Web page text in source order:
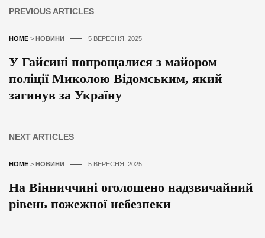
PREVIOUS ARTICLES
HOME > НОВИНИ 5 ВЕРЕСНЯ, 2025
У Гайсині попрощалися з майором
поліції Миколою Відомським, який
загинув за Україну
NEXT ARTICLES
HOME > НОВИНИ 5 ВЕРЕСНЯ, 2025
На Вінниччині оголошено надзвичайний
рівень пожежної небезпеки